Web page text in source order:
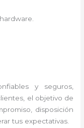
y seguros,
el objetivo de
disposición
tus expectativas.